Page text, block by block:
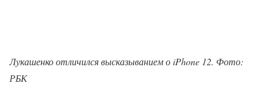
Лукашенко отличился высказыванием о iPhone 12. Фото:
РБК